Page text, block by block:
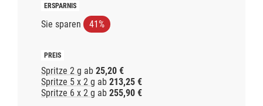
Sie sparen 41%
Spritze 2 g ab 25,20 €
Spritze 5 x 2 g ab 213,25 €
Spritze 6 x 2 g ab 255,90 €